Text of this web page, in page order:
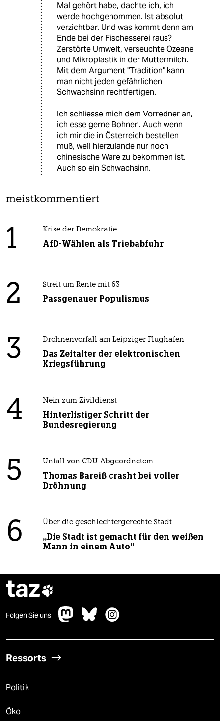
Mal gehört habe, dachte ich, ich
werde hochgenommen. Ist absolut
verzichtbar. Und was kommt denn am
Ende bei der Fischesserei raus?
Zerstörte Umwelt, verseuchte Ozeane
und Mikroplastik in der Muttermilch.
Mit dem Argument "Tradition" kann
man nicht jeden gefährlichen
Schwachsinn rechtfertigen.
Ich schliesse mich dem Vorredner an,
ich esse gerne Bohnen. Auch wenn
ich mir die in Österreich bestellen
muß, weil hierzulande nur noch
chinesische Ware zu bekommen ist.
Auch so ein Schwachsinn.
meistkommentiert
1 Krise der Demokratie
AfD-Wählen als Triebabfuhr
2 Streit um Rente mit 63
Passgenauer Populismus
3 Drohnenvorfall am Leipziger Flughafen
Das Zeitalter der elektronischen
Kriegsführung
4 Nein zum Zivildienst
Hinterlistiger Schritt der
Bundesregierung
5 Unfall von CDU-Abgeordnetem
Thomas Bareiß crasht bei voller
Dröhnung
6 Über die geschlechtergerechte Stadt
„Die Stadt ist gemacht für den weißen
Mann in einem Auto“
taz
Folgen Sie uns
Ressorts
Politik
Öko